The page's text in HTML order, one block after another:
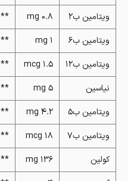
ویتامین ب2
0.8 mg
**
ویتامین ب6
1 mg
**
ویتامین ب12
1.5 mcg
**
نیاسین
5 mg
**
ویتامین ب5
4.2 mg
**
ویتامین ب7
18 mcg
**
کولین
136 mg
**